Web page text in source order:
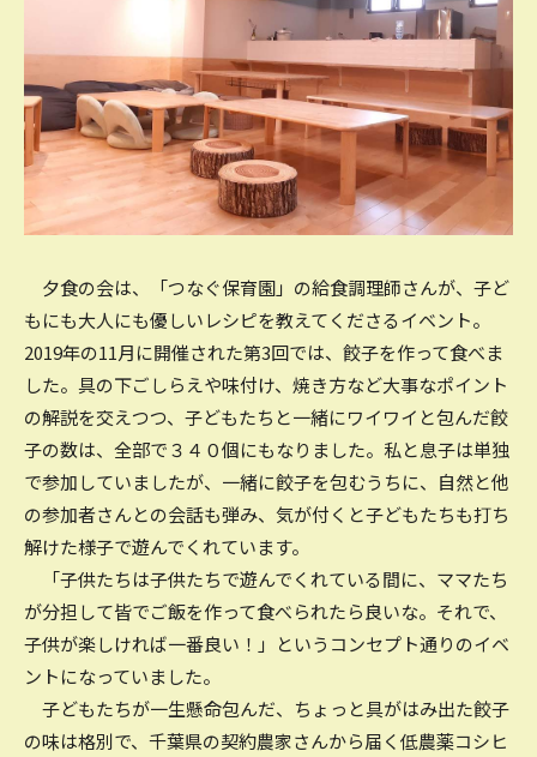
夕食の会は、「つなぐ保育園」の給食調理師さんが、子ど
もにも大人にも優しいレシピを教えてくださるイベント。
2019年の11月に開催された第3回では、餃子を作って食べま
した。具の下ごしらえや味付け、焼き方など大事なポイント
の解説を交えつつ、子どもたちと一緒にワイワイと包んだ餃
子の数は、全部で３４０個にもなりました。私と息子は単独
で参加していましたが、一緒に餃子を包むうちに、自然と他
の参加者さんとの会話も弾み、気が付くと子どもたちも打ち
解けた様子で遊んでくれています。
「子供たちは子供たちで遊んでくれている間に、ママたち
が分担して皆でご飯を作って食べられたら良いな。それで、
子供が楽しければ一番良い！」というコンセプト通りのイベ
ントになっていました。
子どもたちが一生懸命包んだ、ちょっと具がはみ出た餃子
の味は格別で、千葉県の契約農家さんから届く低農薬コシヒ